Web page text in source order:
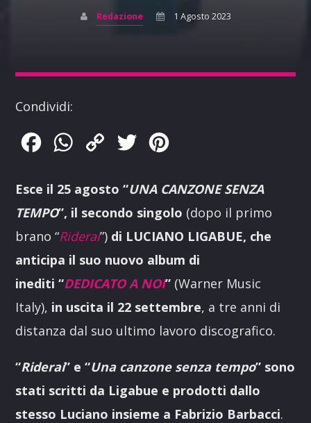
Redazione 1 Agosto 2023
Condividi:
FacebookWhatsApp
Copy
Twitter
Esce il 25 agosto “UNA CANZONE SENZA
TEMPO”, il secondo singolo (dopo il primo
brano “Riderai”) di LUCIANO LIGABUE, che
anticipa il suo nuovo album di
inediti “DEDICATO A NOI” (Warner Music
Italy), in uscita il 22 settembre, a tre anni di
distanza dal suo ultimo lavoro discografico.
“Riderai” e “Una canzone senza tempo” sono
stati scritti da Ligabue e prodotti dallo
stesso Luciano insieme a Fabrizio Barbacci.